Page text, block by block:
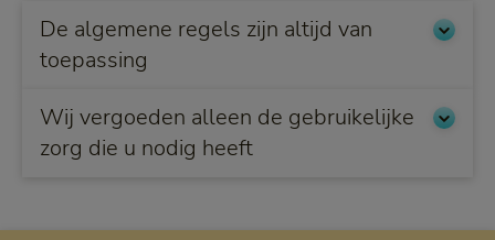
De algemene regels zijn altijd van
toepassing
Wij vergoeden alleen de gebruikelijke
zorg die u nodig heeft